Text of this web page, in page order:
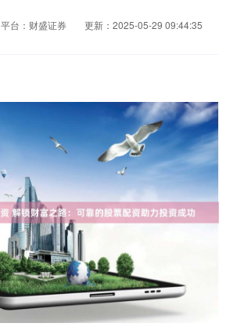
平台：财盛证券
更新：2025-05-29 09:44:35